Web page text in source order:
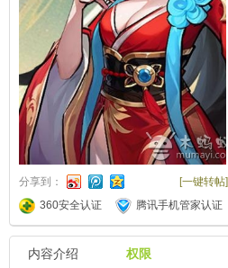
分享到：
[一键转帖]
360安全认证
腾讯手机管家认证
内容介绍 权限